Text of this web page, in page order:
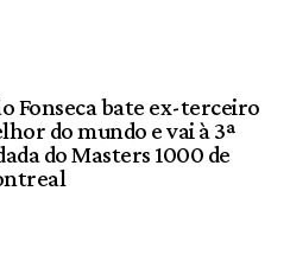
Fonseca bate ex-terceiro
do mundo e vai à 3ª
do Masters 1000 de